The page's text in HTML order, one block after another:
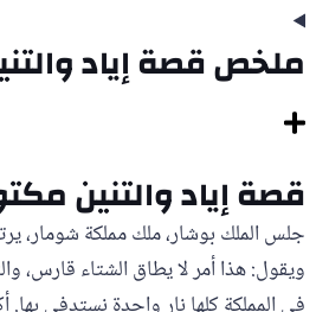
ملخص قصة إياد
قصة إياد والتنين
جلس الملك بوشار، ملك مملكة شومار،
ويقول: هذا أمر لا يطاق الشتاء قارس،